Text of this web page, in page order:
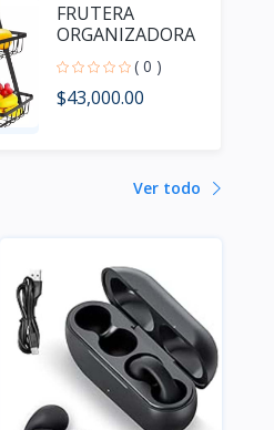
FRUTERA
ORGANIZADORA
DE METAL
DS2553
( 0 )
$43,000.00
Ver todo